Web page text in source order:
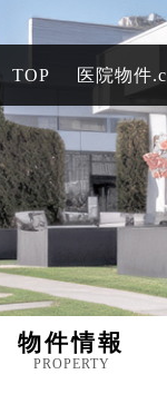
TOP 医院物件
物件情報
PROPERTY